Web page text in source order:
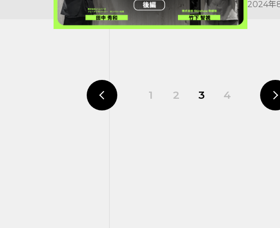
2024年
1 2 3 4